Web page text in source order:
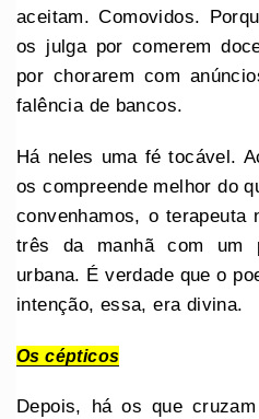
aceitam. Comovidos.
os julga por comerem
por chorarem com
falência de bancos.
Há neles uma fé tocável.
os compreende melhor do
convenhamos, o terapeuta
três da manhã com um
urbana. É verdade que o
intenção, essa, era divina.
Os cépticos
Depois, há os que